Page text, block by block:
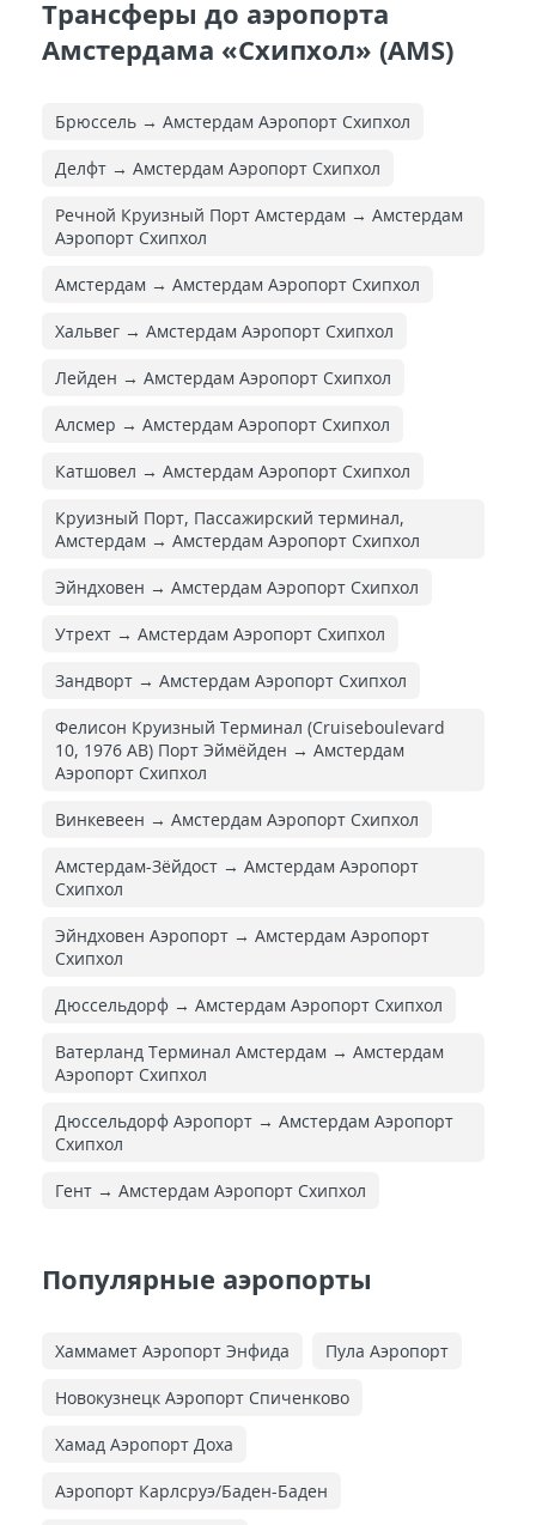
Трансферы до аэропорта
Амстердама «Схипхол» (AMS)
Брюссель → Амстердам Аэропорт Схипхол
Делфт → Амстердам Аэропорт Схипхол
Речной Круизный Порт Амстердам → Амстердам
Аэропорт Схипхол
Амстердам → Амстердам Аэропорт Схипхол
Хальвег → Амстердам Аэропорт Схипхол
Лейден → Амстердам Аэропорт Схипхол
Алсмер → Амстердам Аэропорт Схипхол
Катшовел → Амстердам Аэропорт Схипхол
Круизный Порт, Пассажирский терминал,
Амстердам → Амстердам Аэропорт Схипхол
Эйндховен → Амстердам Аэропорт Схипхол
Утрехт → Амстердам Аэропорт Схипхол
Зандворт → Амстердам Аэропорт Схипхол
Фелисон Круизный Терминал (Cruiseboulevard
10, 1976 AB) Порт Эймёйден → Амстердам
Аэропорт Схипхол
Винкевеен → Амстердам Аэропорт Схипхол
Амстердам-Зёйдост → Амстердам Аэропорт
Схипхол
Эйндховен Аэропорт → Амстердам Аэропорт
Схипхол
Дюссельдорф → Амстердам Аэропорт Схипхол
Ватерланд Терминал Амстердам → Амстердам
Аэропорт Схипхол
Дюссельдорф Аэропорт → Амстердам Аэропорт
Схипхол
Гент → Амстердам Аэропорт Схипхол
Популярные аэропорты
Хаммамет Аэропорт Энфида Пула Аэропорт
Новокузнецк Аэропорт Спиченково
Хамад Аэропорт Доха
Аэропорт Карлсруэ/Баден-Баден